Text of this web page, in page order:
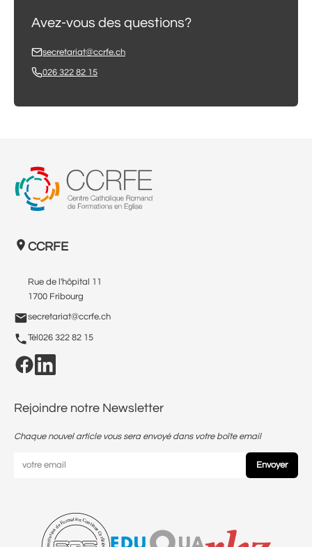
Avez-vous des questions?
secretariat@ccrfe.ch
026 322 82 15
CCRFE
Rue de l'hôpital 11
1700 Fribourg
secretariat@ccrfe.ch
Tél026 322 82 15
Rejoindre notre Newsletter
Chaque nouvel article vous sera envoyé dans votre boîte email
Envoyer